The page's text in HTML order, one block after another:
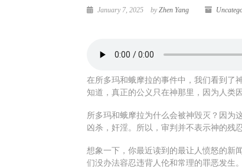
January 7, 2025 byZhen Yang
在所多玛和蛾摩拉的事件中，我们看到了
知道，真正的公义只在神那里，因为人类
所多玛和蛾摩拉为什么会被神毁灭？因为
凶杀，奸淫。所以，审判并不表示神的残
想象一下，你最近读到的最让人愤怒的新
们没办法容忍违背人伦和常理的罪恶发生